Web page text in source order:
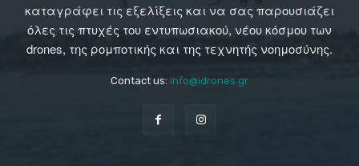
καταγράφει τις εξελίξεις και να σας παρουσιάζει
όλες τις πτυχές του εντυπωσιακού, νέου κόσμου των
drones, της ρομποτικής και της τεχνητής νοημοσύνης.
Contact us: info@idrones.gr